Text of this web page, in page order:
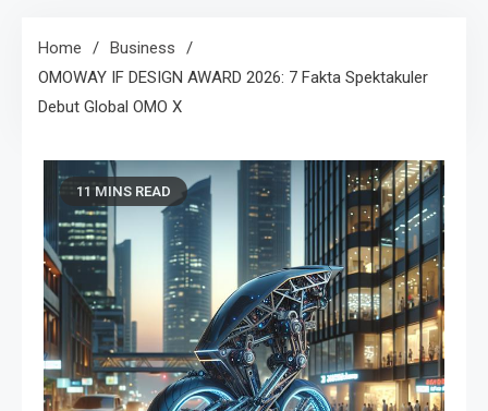
Home
Business
OMOWAY IF DESIGN AWARD 2026: 7 Fakta Spektakuler
Debut Global OMO X
11 MINS READ